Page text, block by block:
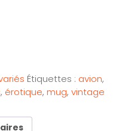
Étiquettes : avion,
, érotique, mug, vintage